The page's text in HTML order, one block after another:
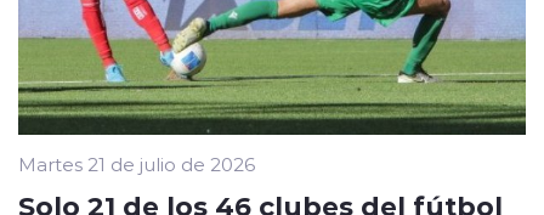
Martes 21 de julio de 2026
Solo 21 de los 46 clubes del fútbol